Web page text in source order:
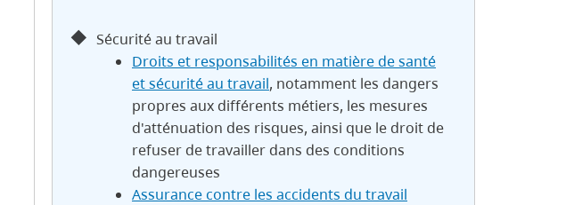
Sécurité au travail
Droits et responsabilités en matière de santé
et sécurité au travail, notamment les dangers
propres aux différents métiers, les mesures
d'atténuation des risques, ainsi que le droit de
refuser de travailler dans des conditions
dangereuses
Assurance contre les accidents du travail